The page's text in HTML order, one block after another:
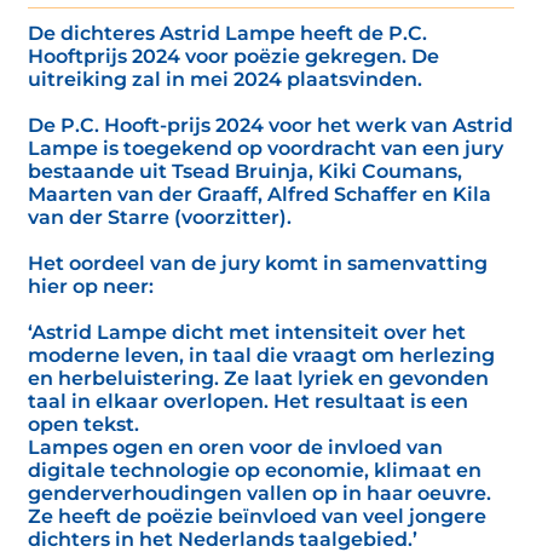
De dichteres Astrid Lampe heeft de P.C.
Hooftprijs 2024 voor poëzie gekregen. De
uitreiking zal in mei 2024 plaatsvinden.
De P.C. Hooft-prijs 2024 voor het werk van Astrid
Lampe is toegekend op voordracht van een jury
bestaande uit Tsead Bruinja, Kiki Coumans,
Maarten van der Graaff, Alfred Schaffer en Kila
van der Starre (voorzitter).
Het oordeel van de jury komt in samenvatting
hier op neer:
‘Astrid Lampe dicht met intensiteit over het
moderne leven, in taal die vraagt om herlezing
en herbeluistering. Ze laat lyriek en gevonden
taal in elkaar overlopen. Het resultaat is een
open tekst.
Lampes ogen en oren voor de invloed van
digitale technologie op economie, klimaat en
genderverhoudingen vallen op in haar oeuvre.
Ze heeft de poëzie beïnvloed van veel jongere
dichters in het Nederlands taalgebied.’